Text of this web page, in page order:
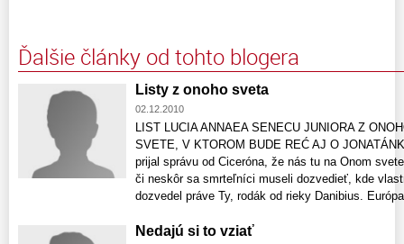
Ďalšie články od tohto blogera
Listy z onoho sveta
02.12.2010
LIST LUCIA ANNAEA SENECU JUNIORA Z
SVETE, V KTOROM BUDE REĆ AJ O
prijal správu od Ciceróna, že nás tu na Onom
či neskôr sa smrteľníci museli dozvedieť, kde
dozvedel práve Ty, rodák od rieky Danibius.
Nedajú si to vziať